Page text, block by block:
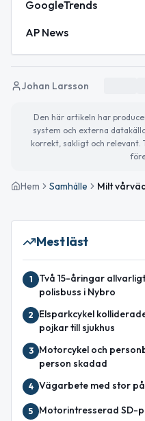
GoogleTrends
AP News
Johan Larsson
Den här artikeln har
system och externa
korrekt, sakligt och
Hem Samhälle
Mest läst
1
Två 15-åringar
polisbuss i Nybro
2
Elsparkcykel
pojkar till sjukhus
3
Motorcykel och
person skadad
4 Vägarbete med stor
5 Motorintresserad SD-